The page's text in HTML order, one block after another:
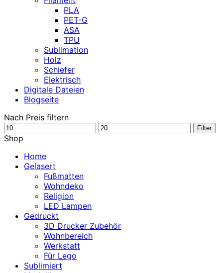
PLA
PET-G
ASA
TPU
Sublimation
Holz
Schiefer
Elektrisch
Digitale Dateien
Blogseite
Nach Preis filtern
Min.
Preis
Max.
Filter
Shop
Home
Gelasert
Fußmatten
Wohndeko
Religion
LED Lampen
Gedruckt
3D Drucker Zubehör
Wohnbereich
Werkstatt
Für Lego
Sublimiert